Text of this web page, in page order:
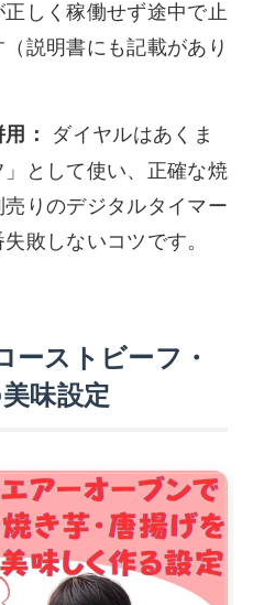
しく稼働せず途中で止
説明書にも記載があり
： ダイヤルはあくま
として使い、正確な焼
りのデジタルタイマー
敗しないコツです。
ーストビーフ・
味設定